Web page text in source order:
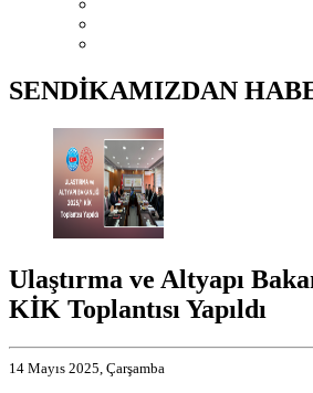
SENDİKAMIZDAN
Ulaştırma ve Altyapı
KİK Toplantısı Yapıldı
14 Mayıs 2025, Çarşamba